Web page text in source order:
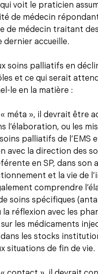
voit le praticien
de médecin
de médecin traitant
dernier accueille.
soins palliatifs en
et ce qui serait
le en la matière :
méta », il devrait être
l’élaboration, ou les
palliatifs de l’EMS
avec la direction des
en SP, dans son
et la vie de
comprendre
soins spécifiques
la réflexion avec les
les médicaments
les stocks
situations de fin de vie.